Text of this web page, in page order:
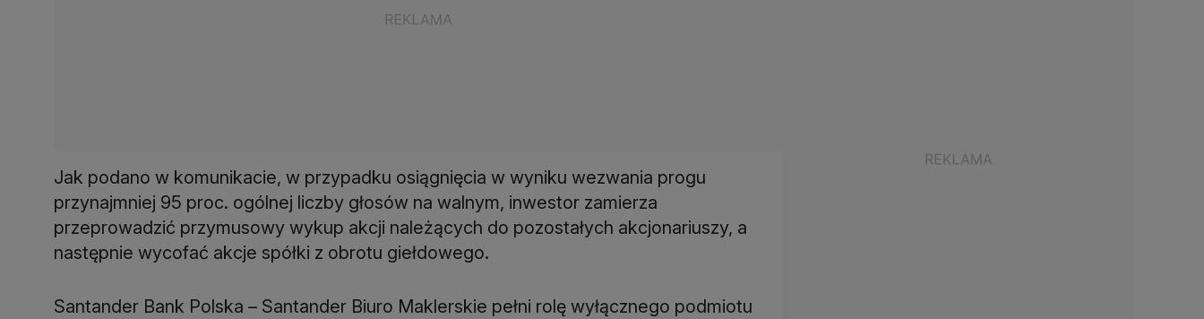
Jak podano w komunikacie, w przypadku osiągnięcia w wyniku wezwania progu
przynajmniej 95 proc. ogólnej liczby głosów na walnym, inwestor zamierza
przeprowadzić przymusowy wykup akcji należących do pozostałych akcjonariuszy, a
Santander Bank Polska – Santander Biuro Maklerskie pełni rolę wyłącznego podmiotu